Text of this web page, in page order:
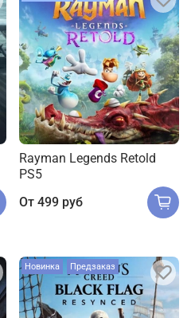
Rayman Legends Retold
PS5
От 499 руб
Новинка Предзаказ